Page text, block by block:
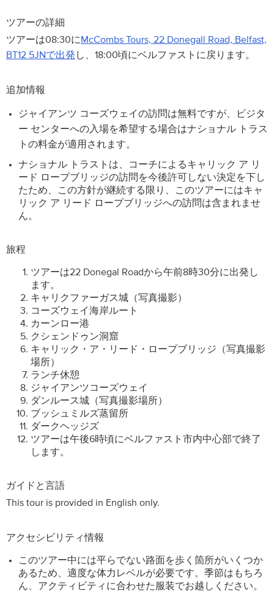
ツアーの詳細
ツアーは08:30に McCombs Tours, 22 Donegall Road, Belfast,
BT12 5JNで出発 し、18:00頃にベルファストに戻ります。
追加情報
ジャイアンツ コーズウェイの訪問は無料ですが、ビジタ
ー センターへの入場を希望する場合はナショナル トラス
トの料金が適用されます。
ナショナル トラストは、コーチによるキャリック ア リ
ード ロープブリッジの訪問を今後許可しない決定を下し
たため、この方針が継続する限り、このツアーにはキャ
リック ア リード ロープブリッジへの訪問は含まれませ
ん。
旅程
ツアーは22 Donegal Roadから午前8時30分に出発し
ます。
キャリクファーガス城（写真撮影）
コーズウェイ海岸ルート
カーンロー港
クシェンドゥン洞窟
キャリック・ア・リード・ロープブリッジ（写真撮影
場所）
ランチ休憩
ジャイアンツコーズウェイ
ダンルース城（写真撮影場所）
ブッシュミルズ蒸留所
ダークヘッジズ
ツアーは午後6時頃にベルファスト市内中心部で終了
します。
ガイドと言語
This tour is provided in English only.
アクセシビリティ情報
このツアー中には平らでない路面を歩く箇所がいくつか
あるため、適度な体力レベルが必要です。季節はもちろ
ん、アクティビティに合わせた服装でお越しください。